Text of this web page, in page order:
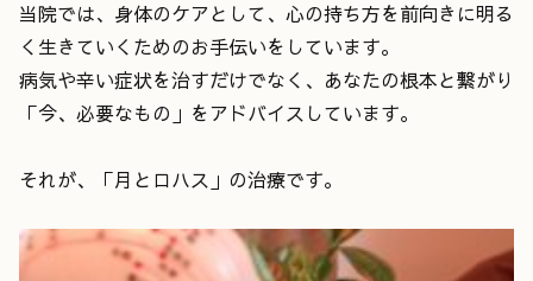
当院では、身体のケアとして、心の持ち方を前向きに明る
く生きていくためのお手伝いをしています。
病気や辛い症状を治すだけでなく、あなたの根本と繋がり
「今、必要なもの」をアドバイスしています。
それが、「月とロハス」の治療です。